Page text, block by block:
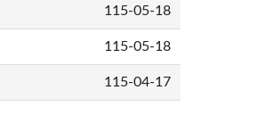
115-05-18
115-05-18
115-04-17